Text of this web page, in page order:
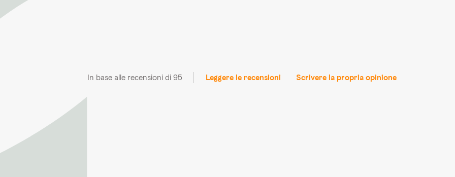
In base alle recensioni di 95 Leggere le recensioni Scrivere la propria opinione